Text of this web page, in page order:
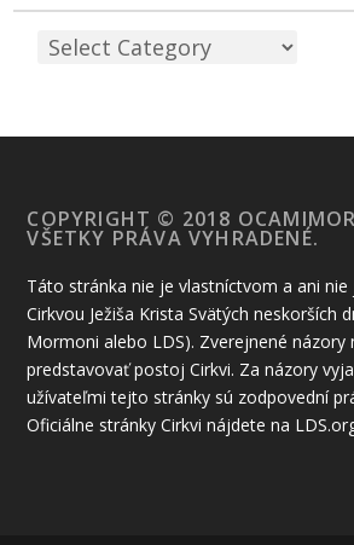
COPYRIGHT © 2018
VŠETKY PRÁVA VYHRADENÉ.
Táto stránka nie je vlastníctvom a ani nie
Cirkvou Ježiša Krista Svätých neskorších
Mormoni alebo LDS). Zverejnené názory
predstavovať postoj Cirkvi. Za názory
užívateľmi tejto stránky sú zodpovední
Oficiálne stránky Cirkvi nájdete na